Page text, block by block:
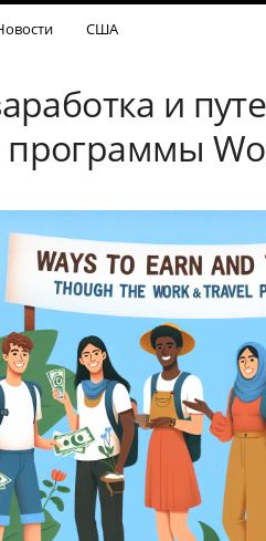
США
и